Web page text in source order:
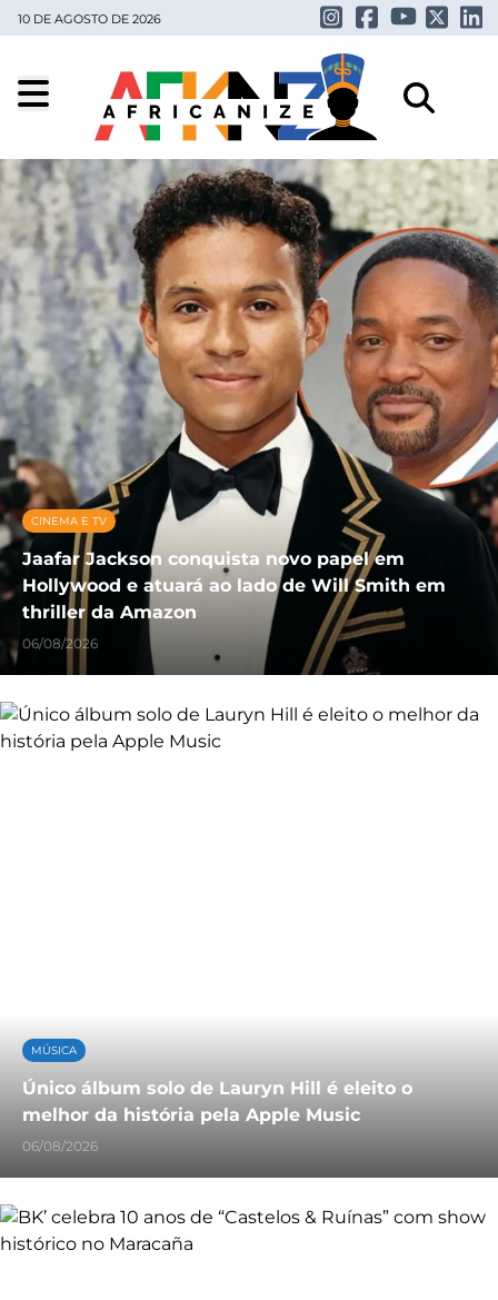
10 DE AGOSTO DE 2026
CINEMA E TV
Jaafar Jackson conquista novo papel em
Hollywood e atuará ao lado de Will Smith em
thriller da Amazon
06/08/2026
MÚSICA
Único álbum solo de Lauryn Hill é eleito o
melhor da história pela Apple Music
06/08/2026